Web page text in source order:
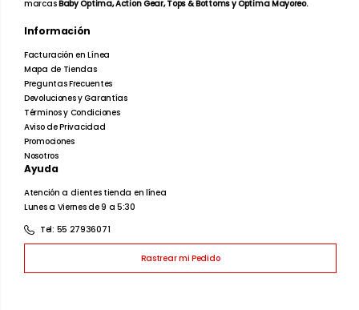
marcasBaby Optima, Action Gear, Tops & Bottoms y Optima Mayoreo.
Información
Facturación en Línea
Mapa de Tiendas
Preguntas Frecuentes
Devoluciones y Garantías
Términos y Condiciones
Aviso de Privacidad
Promociones
Nosotros
Ayuda
Atención a clientes tienda en línea
Lunes a Viernes de 9 a 5:30
Tel: 55 27936071
Rastrear mi Pedido